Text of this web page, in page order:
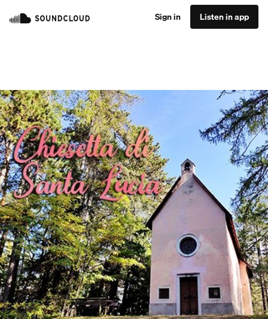
Sign in Listen in app